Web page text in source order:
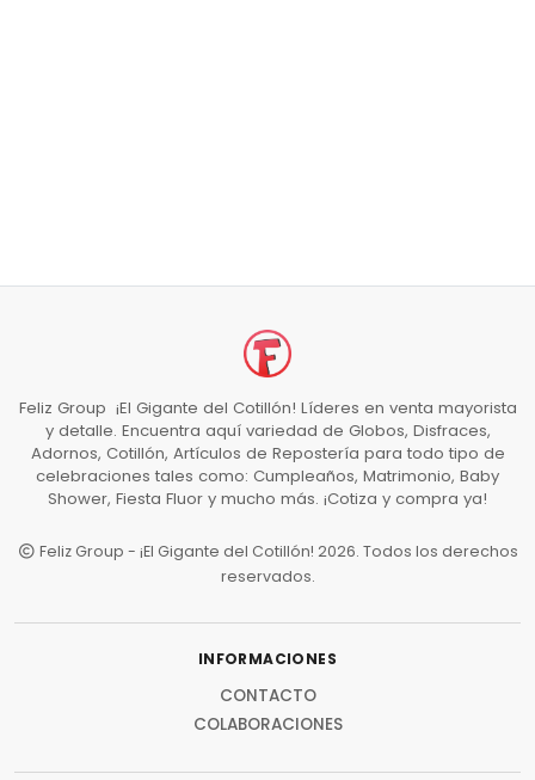
Feliz Group ¡El Gigante del Cotillón! Líderes en venta mayorista
y detalle. Encuentra aquí variedad de Globos, Disfraces,
Adornos, Cotillón, Artículos de Repostería para todo tipo de
celebraciones tales como: Cumpleaños, Matrimonio, Baby
Shower, Fiesta Fluor y mucho más. ¡Cotiza y compra ya!
Feliz Group - ¡El Gigante del Cotillón! 2026. Todos los derechos
reservados.
INFORMACIONES
CONTACTO
COLABORACIONES